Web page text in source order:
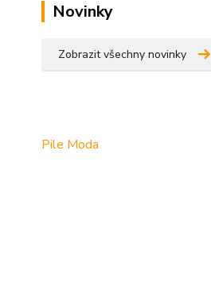
Novinky
Zobrazit všechny novinky
Pile Moda